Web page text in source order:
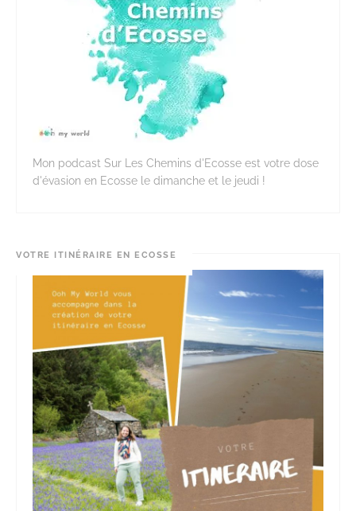
Mon podcast Sur Les Chemins d'Ecosse est votre dose
d'évasion en Ecosse le dimanche et le jeudi !
VOTRE ITINÉRAIRE EN ECOSSE